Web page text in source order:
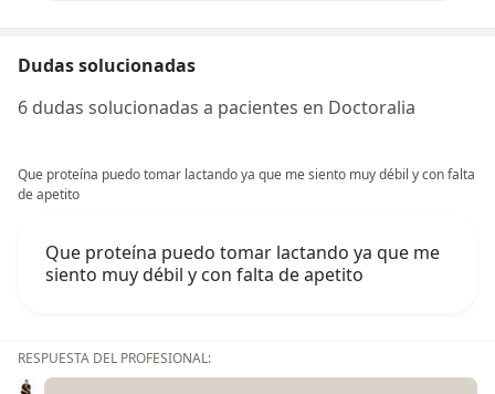
Dudas solucionadas
6 dudas solucionadas a pacientes en Doctoralia
Que proteína puedo tomar lactando ya que me siento muy débil y con falta
de apetito
Que proteína puedo tomar lactando ya que me
siento muy débil y con falta de apetito
RESPUESTA DEL PROFESIONAL: